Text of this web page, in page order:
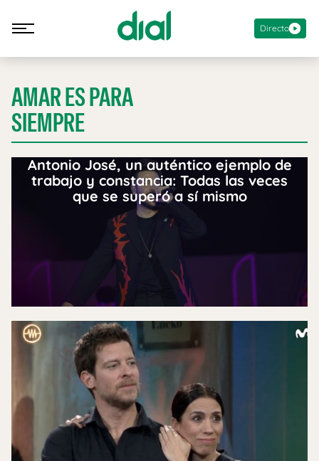
Directo
AMAR ES PARA
SIEMPRE
Antonio José, un auténtico ejemplo de
trabajo y constancia: Todas las veces
que se superó a sí mismo